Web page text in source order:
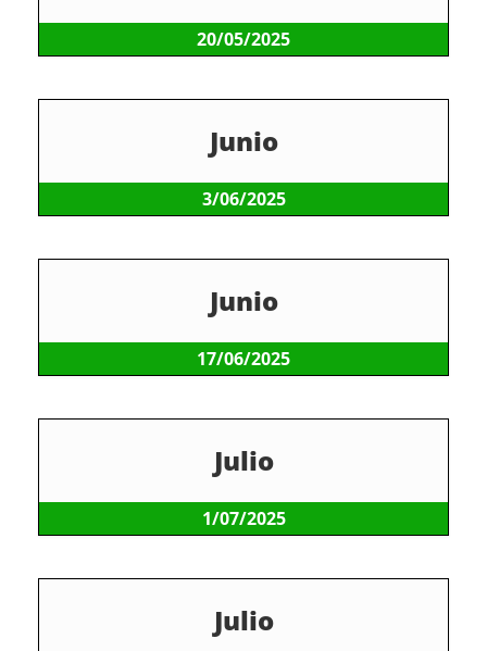
20/05/2025
Junio
3/06/2025
Junio
17/06/2025
Julio
1/07/2025
Julio